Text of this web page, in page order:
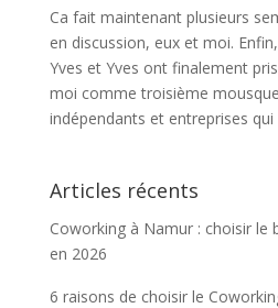
Ca fait maintenant plusieurs
en discussion, eux et moi. Enfin,
Yves et Yves ont finalement
moi comme troisième
indépendants et entreprises qui
Articles récents
Coworking à Namur : choisir le
en 2026
6 raisons de choisir le